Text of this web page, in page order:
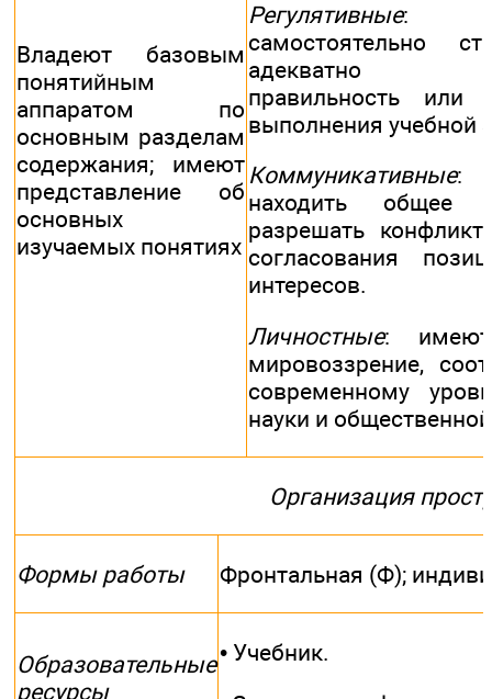
Владеют базовым
понятийным
аппаратом по
основным разделам
содержания; имеют
представление об
основных
изучаемых понятиях
Регулятивные:
самостоятельно
адекватно
правильность или
выполнения учебной
Коммуникативные:
находить общее
разрешать
согласования
интересов.
Личностные: имеют
мировоззрение,
современному
науки и
Организация
Формы работы Фронтальная (Ф);
Образовательные
ресурсы
• Учебник.